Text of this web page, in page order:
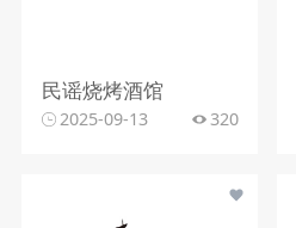
民谣烧烤酒馆
2025-09-13 320